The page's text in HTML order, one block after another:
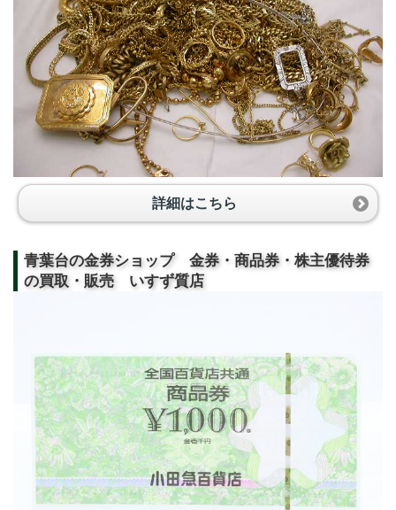
詳細はこちら
青葉台の金券ショップ 金券・商品券・株主優待券
の買取・販売 いすず質店